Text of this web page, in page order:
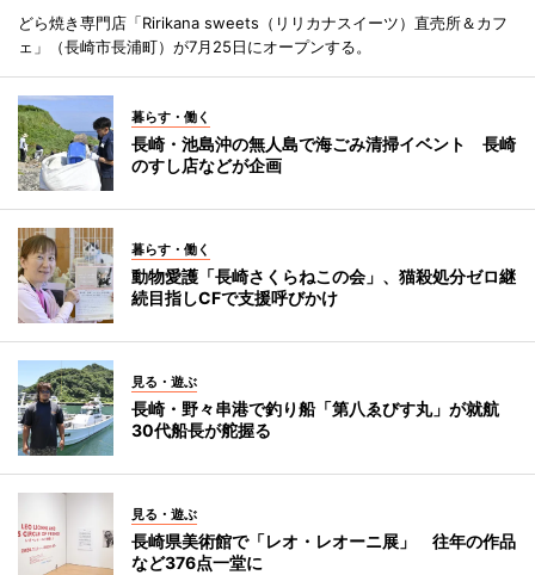
どら焼き専門店「Ririkana sweets（リリカナスイーツ）直売所＆カフ
ェ」（長崎市長浦町）が7月25日にオープンする。
暮らす・働く
長崎・池島沖の無人島で海ごみ清掃イベント 長崎
のすし店などが企画
暮らす・働く
動物愛護「長崎さくらねこの会」、猫殺処分ゼロ継
続目指しCFで支援呼びかけ
見る・遊ぶ
長崎・野々串港で釣り船「第八ゑびす丸」が就航
30代船長が舵握る
見る・遊ぶ
長崎県美術館で「レオ・レオーニ展」 往年の作品
など376点一堂に